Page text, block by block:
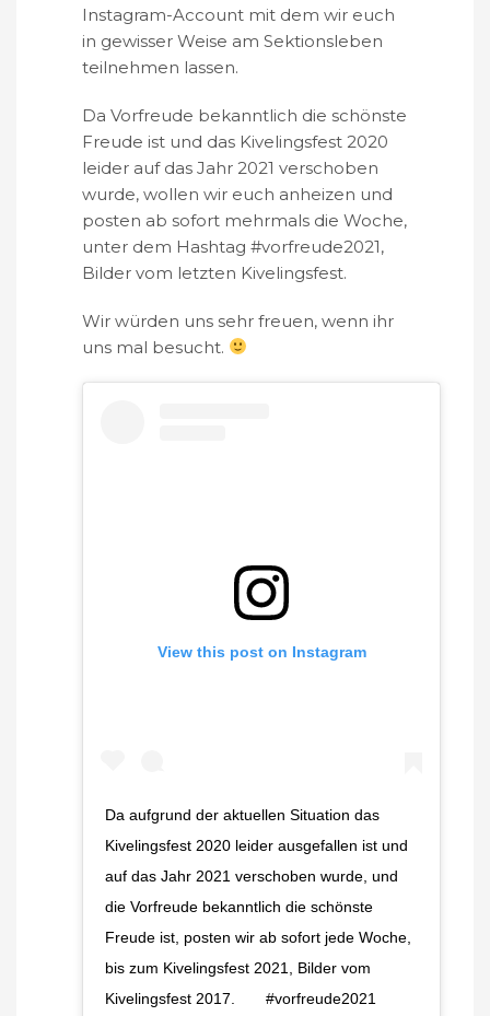
Instagram-Account mit dem wir euch
in gewisser Weise am Sektionsleben
teilnehmen lassen.
Da Vorfreude bekanntlich die schönste
Freude ist und das Kivelingsfest 2020
leider auf das Jahr 2021 verschoben
wurde, wollen wir euch anheizen und
posten ab sofort mehrmals die Woche,
unter dem Hashtag #vorfreude2021,
Bilder vom letzten Kivelingsfest.
Wir würden uns sehr freuen, wenn ihr
uns mal besucht.
View this post on Instagram
Da aufgrund der aktuellen Situation das
Kivelingsfest 2020 leider ausgefallen ist und
auf das Jahr 2021 verschoben wurde, und
die Vorfreude bekanntlich die schönste
Freude ist, posten wir ab sofort jede Woche,
bis zum Kivelingsfest 2021, Bilder vom
Kivelingsfest 2017.⁠⠀ ⁠⠀ #vorfreude2021